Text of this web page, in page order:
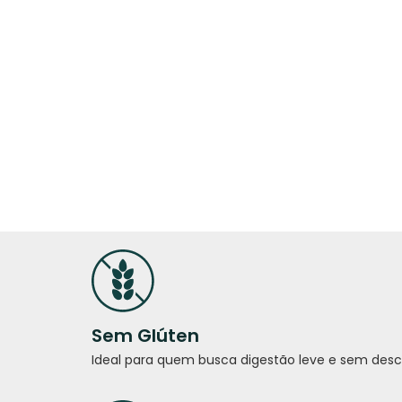
Sem Glúten
Ideal para quem busca digestão leve e sem